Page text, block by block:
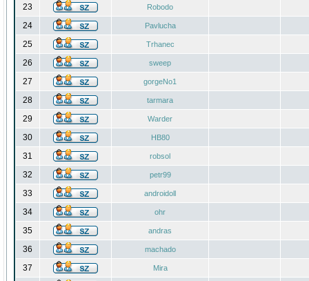
23 Robodo
24 Pavlucha
25 Trhanec
26 sweep
27 gorgeNo1
28 tarmara
29 Warder
30 HB80
31 robsol
32 petr99
33 androidoll
34 ohr
35 andras
36 machado
37 Mira